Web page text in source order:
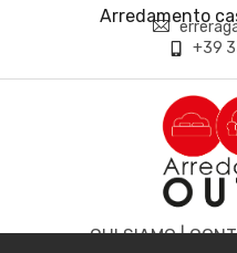
Arredamento
+39
CHI SIAMO|